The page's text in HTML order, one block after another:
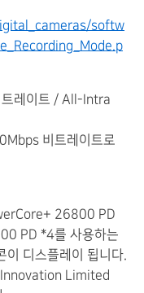
softw
레이트 / All-Intra
비트레이트로
26800 PD
PD *4를 사용하는
이 디스플레이 됩니다.
Limited